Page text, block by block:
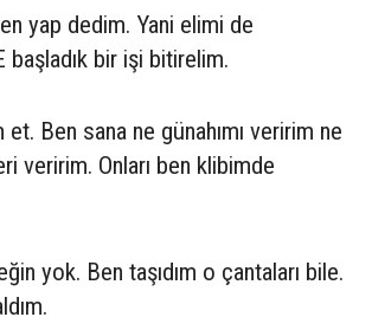
yap dedim. Yani elimi de
bir işi bitirelim.
Ben sana ne günahımı veririm ne
veririm. Onları ben klibimde
yok. Ben taşıdım o çantaları bile.